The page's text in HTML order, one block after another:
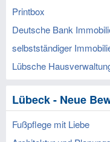
Printbox
Deutsche Bank
selbstständiger
Lübsche
Lübeck - Neue
Fußpflege mit Liebe